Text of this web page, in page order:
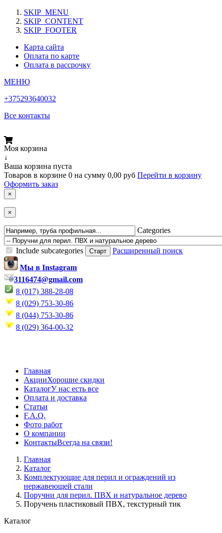
SKIP_MENU
SKIP_CONTENT
SKIP_FOOTER
Карта сайта
Оплата по карте
Оплата в рассрочку
МЕНЮ
+375293640032
Все контакты
Моя корзина
↓
Ваша корзина пуста
Товаров в корзине 0 на сумму 0,00 руб Перейти в корзину
Оформить заказ
×
×
Categories
Include subcategories
Расширенный поиск
Мы в Instagram
3116474@gmail.com
8 (017) 388-28-08
8 (029) 753-30-86
8 (044) 753-30-86
8 (029) 364-00-32
Главная
АкцииХорошие скидки
КаталогУ нас есть все
Оплата и доставка
Статьи
F.A.Q.
Фото работ
О компании
КонтактыВсегда на связи!
Главная
Каталог
Комплектующие для перил и ограждений из
нержавеющей стали
Поручни для перил. ПВХ и натуральное дерево
Поручень пластиковый ПВХ, текстурный тик
Каталог